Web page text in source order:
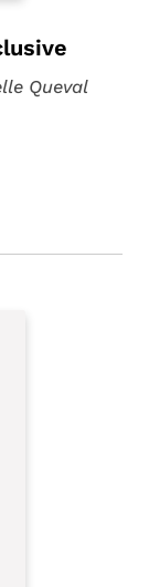
Queval